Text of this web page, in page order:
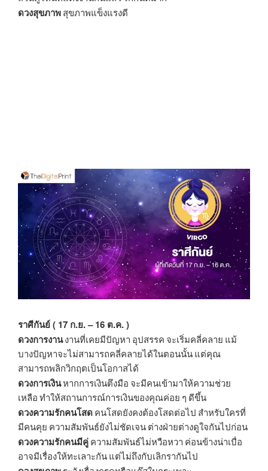
ดวงสุขภาพ สุขภาพแข็งแรงดี
ราศีกันย์ ( 17 ก.ย. – 16 ต.ค. )
ดวงการงานงานที่เคยมีปัญหา อุปสรรค จะเริ่มคลี่คลาย แม้
บางปัญหาจะไม่สามารถคลี่คลายได้ในตอนนั้น แต่คุณ
สามารถพลิกวิกฤตเป็นโอกาสได้
ดวงการเงินหากการเงินตึงมือ จะมีคนเข้ามาให้ความช่วย
เหลือ ทำให้สถานการณ์การเงินของคุณค่อย ๆ ดีขึ้น
ดวงความรักคนโสด คนโสดยังคงต้องโสดต่อไป สำหรับใครที่
มีคนคุย ความสัมพันธ์ยังไม่ชัดเจน ต่างฝ่ายต่างดูใจกันไปก่อน
ดวงความรักคนมีคู่ ความสัมพันธ์ไม่หวือหวา ค่อนข้างน่าเบื่อ
อาจมีเรื่องให้ทะเลาะกัน แต่ไม่ถึงกับเลิกรากันไป